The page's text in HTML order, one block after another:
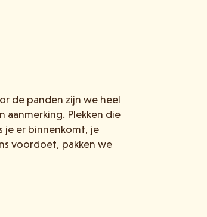
de panden zijn we heel
aanmerking. Plekken die
je er binnenkomt, je
voordoet, pakken we